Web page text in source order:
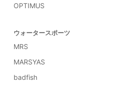
OPTIMUS
ウォータースポーツ
MRS
MARSYAS
badfish